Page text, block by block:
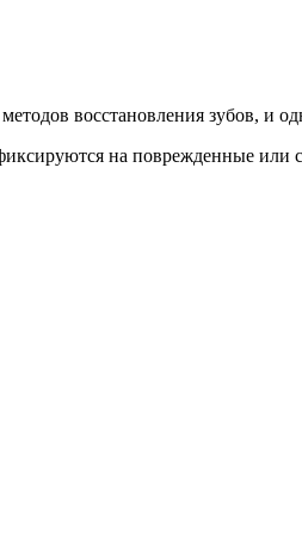
восстановления зубов, и
на поврежденные или